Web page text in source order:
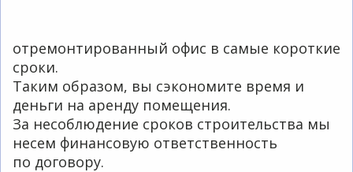
отремонтированный офис в самые короткие
сроки.
Таким образом, вы сэкономите время и
деньги на аренду помещения.
За несоблюдение сроков строительства мы
несем финансовую ответственность
по договору.